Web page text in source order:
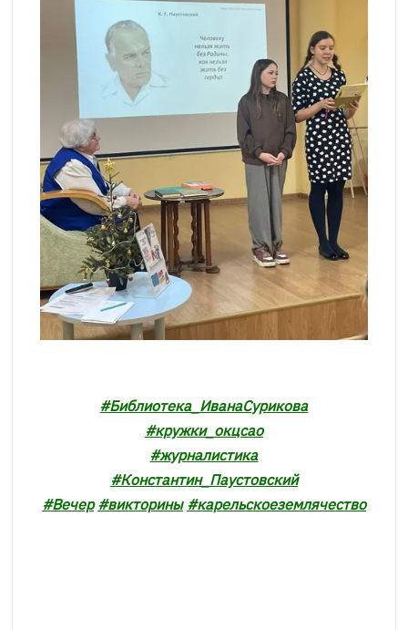
#Библиотека_ИванаСурикова
#кружки_окцсао
#журналистика
#Константин_Паустовский
#Вечер #викторины #карельскоеземлячество